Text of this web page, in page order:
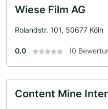
Wiese Film AG
Rolandstr. 101, 50677 Köln
0.0 (0
Content Mine